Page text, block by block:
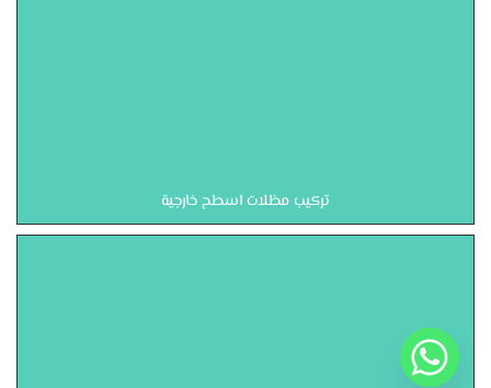
تركيب مظلات اسطح خارجية